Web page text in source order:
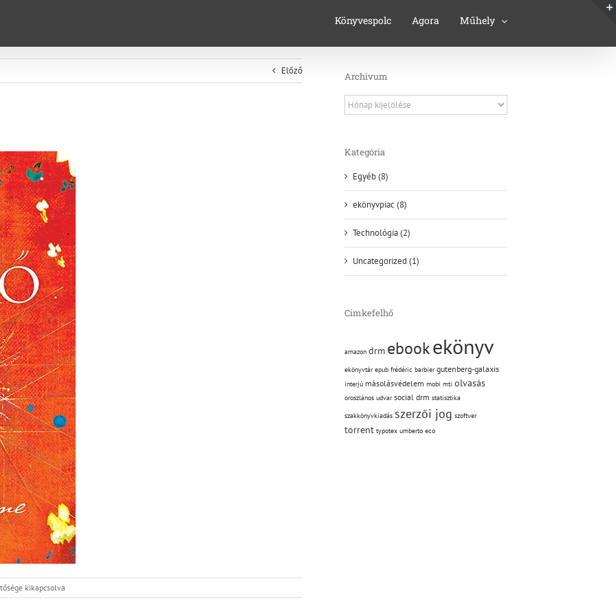
Könyvespolc Agora Műhely
Előző
kikapcsolva
Archivum
Archivum
Kategória
Egyéb (8)
ekönyvpiac (8)
Technológia (2)
Uncategorized (1)
Cimkefelhő
amazon drm ebookekönyv
ekönyvtár epub frédéric barbier gutenberg-galaxis
interjú másolásvédelem mobi mti olvasás
oroszlános udvar social drm statisztika
szakkönyvkiadás szerzői jog szoftver
torrent typotex umberto eco